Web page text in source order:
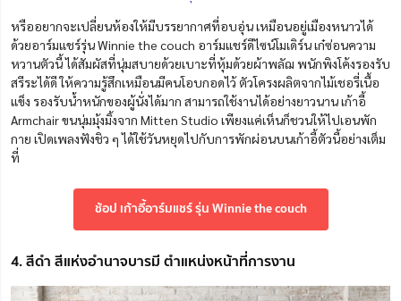
หรืออยากจะเปลี่ยนห้องให้มีบรรยากาศที่อบอุ่น เหมือนอยู่เมืองหนาวได้
ด้วยอาร์มแชร์รุ่น Winnie the couch อาร์มแชร์ดีไซน์โมเดิร์น เก๋ซ่อนความ
หวานตัวนี้ ได้สัมผัสที่นุ่มสบายด้วยเบาะที่หุ้มด้วยผ้าพลัฌ พนักพิงโค้งรองรับ
สรีระได้ดี ให้ความรู้สึกเหมือนมีคนโอบกอดไว้ ตัวโครงผลิตจากไม้เชอรี่เนื้อ
แข็ง รองรับน้ำหนักของผู้นั่งได้มาก สามารถใช้งานได้อย่างยาวนาน เก้าอี้
Armchair ขนนุ่มมุ้งมิ้งจาก Mitten Studio เพียงแค่เห็นก็ชวนให้ไปเอนพัก
กาย เปิดเพลงฟังชิว ๆ ได้ใช้วันหยุดไปกับการพักผ่อนบนเก้าอี้ตัวนี้อย่างเต็ม
ที่
ช้อป เก้าอี้อาร์มแชร์ รุ่น Winnie the couch
4. สีดำ สีแห่งอำนาจบารมี ตำแหน่งหน้าที่การงาน